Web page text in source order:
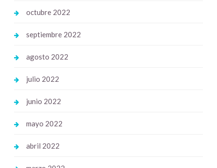
octubre 2022
septiembre 2022
agosto 2022
julio 2022
junio 2022
mayo 2022
abril 2022